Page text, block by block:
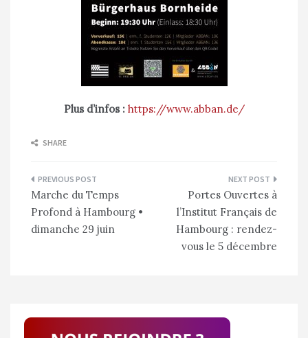
Plus d’infos : https://www.abban.de/
SHARE
Navigation
de
l’article
Marche du Temps
Profond à Hambourg •
dimanche 29 juin
Portes Ouvertes à
l’Institut Français de
Hambourg : rendez-
vous le 5 décembre